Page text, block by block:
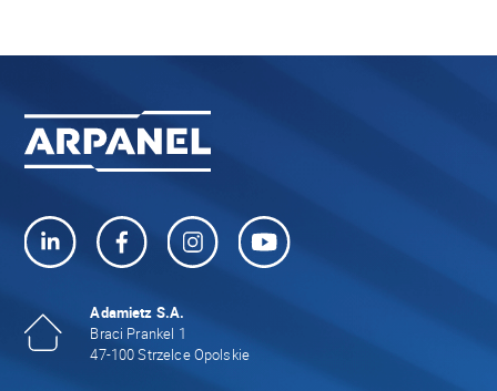
Adamietz S.A.
Braci Prankel 1
47-100 Strzelce Opolskie